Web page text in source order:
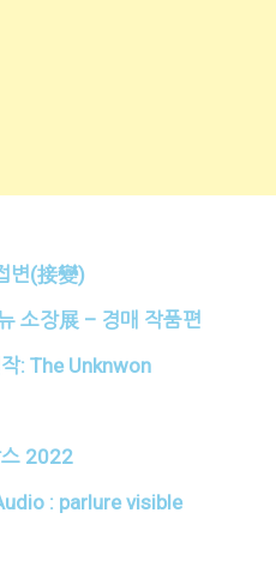
변(接變)
소장展 – 경매 작품편
: The Unknwon
스 2022
: parlure visible